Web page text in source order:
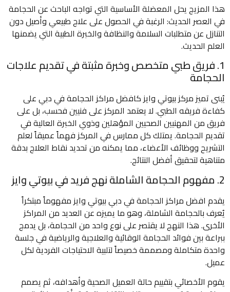
هذا المزيج يحل المعضلة الأساسية التي تواجه الباحث عن الحجامة
في العصر الحديث: الرغبة في الحصول على علاج طبيعي وأصيل دون
التنازل عن متطلبات السلامة والنظافة والخبرة الطبية التي يضمنها
العلم الحديث.
1. فريق طبي متخصص وخبرة مثبتة في تقديم علاجات
الحجامة
يُبنى تميز مركز بيوتي وايز كافضل مراكز الحجامة في دبي على
كفاءة فريقه الطبي. لا يعتمد المركز على فنيين فحسب، بل على
فريق من المهنيين الصحيين المؤهلين وذوي الخبرة العالية في
تقديم الحجامة. يمتلك كل ممارس في المركز فهماً عميقاً لعلم
التشريح ووظائف الأعضاء، مما يمكنه من تحديد نقاط العلاج بدقة
متناهية لتحقيق أفضل النتائج.
2. مفهوم الحجامة الشاملة نهج فريد في بيوتي وايز
يقدم افضل مراكز الحجامة في دبي بيوتي وايز مفهوماً مبتكراً
يُعرف بالحجامة الشاملة، وهو ما يميزه عن العديد من المراكز
الأخرى. هذا النهج لا يقتصر على نوع واحد من الحجامة، بل يدمج
ببراعة بين فوائد الحجامة الوقائية والعلاجية والرياضية في جلسة
واحدة متكاملة ومصممة خصيصاً لتلبية الاحتياجات الفردية لكل
عميل.
يقوم الأخصائي بتقييم حالة العميل الصحية وأهدافه، ثم يصمم